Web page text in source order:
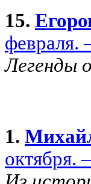
15.
февраля.
Легенды
1.
октября.